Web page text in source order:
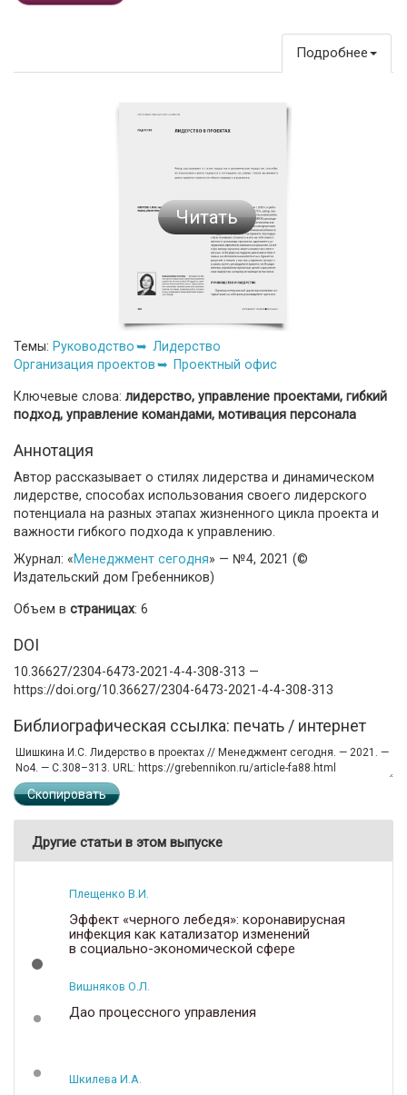
Подробнее
Читать
Темы: Руководство
Лидерство
Организация проектов
Проектный офис
Ключевые слова: лидерство, управление проектами, гибкий
подход, управление командами, мотивация персонала
Аннотация
Автор рассказывает о стилях лидерства и динамическом
лидерстве, способах использования своего лидерского
потенциала на разных этапах жизненного цикла проекта и
важности гибкого подхода к управлению.
Журнал: «Менеджмент сегодня» — №4, 2021 (©
Издательский дом Гребенников)
Объем в страницах: 6
DOI
10.36627/2304-6473-2021-4-4-308-313 —
https://doi.org/10.36627/2304-6473-2021-4-4-308-313
Библиографическая ссылка: печать / интернет
Скопировать
Другие статьи в этом выпуске
Плещенко В.И.
Эффект «черного лебедя»: коронавирусная
инфекция как катализатор изменений
в социально-экономической сфере
Вишняков О.Л.
Дао процессного управления
Шкилева И.А.